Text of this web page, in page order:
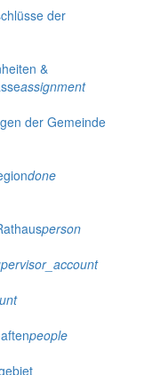
der
&
assignment
der Gemeinde
done
person
people